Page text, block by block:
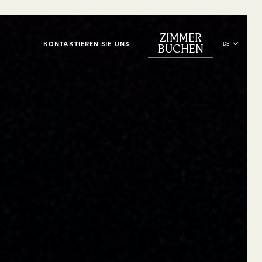
DE
KONTAKTIEREN SIE UNS
ZIMMER
BUCHEN